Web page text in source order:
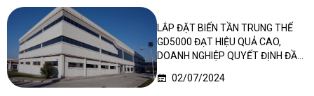
LẮP ĐẶT BIẾN TẦN TRUNG THẾ
GD5000 ĐẠT HIỆU QUẢ CAO,
DOANH NGHIỆP QUYẾT ĐỊNH ĐẦU
02/07/2024